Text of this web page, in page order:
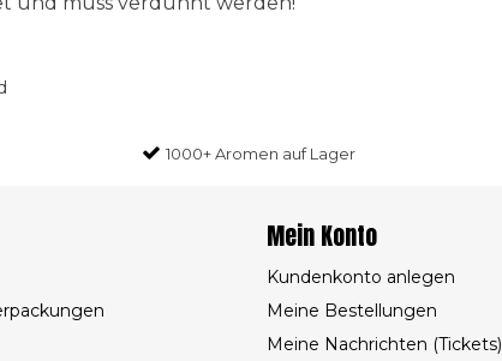
1000+ Aromen auf Lager
Mein Konto
Kundenkonto anlegen
Meine Bestellungen
Meine Nachrichten (Tickets)